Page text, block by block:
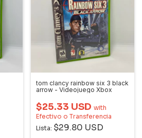
tom clancy rainbow six 3 black
arrow - Videojuego Xbox
$25.33 USD with
Efectivo o Transferencia
Lista: $29.80 USD